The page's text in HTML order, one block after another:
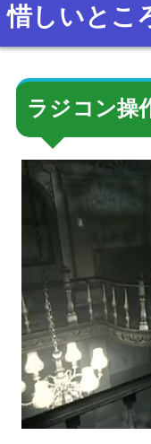
惜しいとこ
ラジコン操